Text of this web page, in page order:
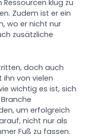
klug zu
Zudem ist er ein
wo er nicht nur
zusätzliche
doch auch
von vielen
wichtig es ist, sich
um erfolgreich
nicht nur als
Fuß zu fassen.